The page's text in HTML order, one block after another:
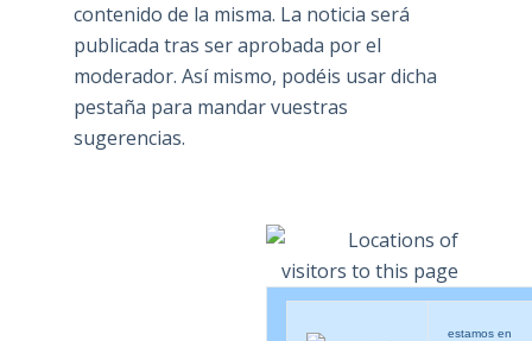
contenido de la misma. La noticia será
publicada tras ser aprobada por el
moderador. Así mismo, podéis usar dicha
pestaña para mandar vuestras
sugerencias.
estamos en